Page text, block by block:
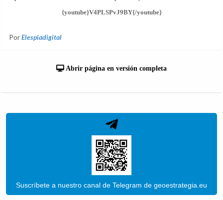
{youtube}V4PLSPvJ9BY{/youtube}
PorElespiadigital
Abrir página en versión completa
Suscríbete a nuestro canal de Telegram de geoestrategia.eu